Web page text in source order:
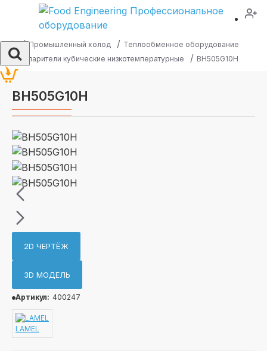
Промышленный холод
Теплообменное оборудование
Испарители кубические низкотемпературные
BH505G10H
BH505G10H
2D ЧЕРТЁЖ
3D МОДЕЛЬ
Артикул: 400247
LAMEL